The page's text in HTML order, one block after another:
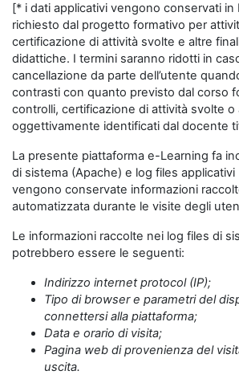
[* i dati applicativi vengono conservati in
richiesto dal progetto formativo per
certificazione di attività svolte e altre
didattiche. I termini saranno ridotti in
cancellazione da parte dell’utente
contrasti con quanto previsto dal corso
controlli, certificazione di attività svolte o
oggettivamente identificati dal docente
La presente piattaforma e-Learning fa
di sistema (Apache) e log files
vengono conservate informazioni
automatizzata durante le visite degli
Le informazioni raccolte nei log files di
potrebbero essere le seguenti:
Indirizzo internet protocol (IP);
Tipo di browser e parametri del
connettersi alla piattaforma;
Data e orario di visita;
Pagina web di provenienza del
uscita.